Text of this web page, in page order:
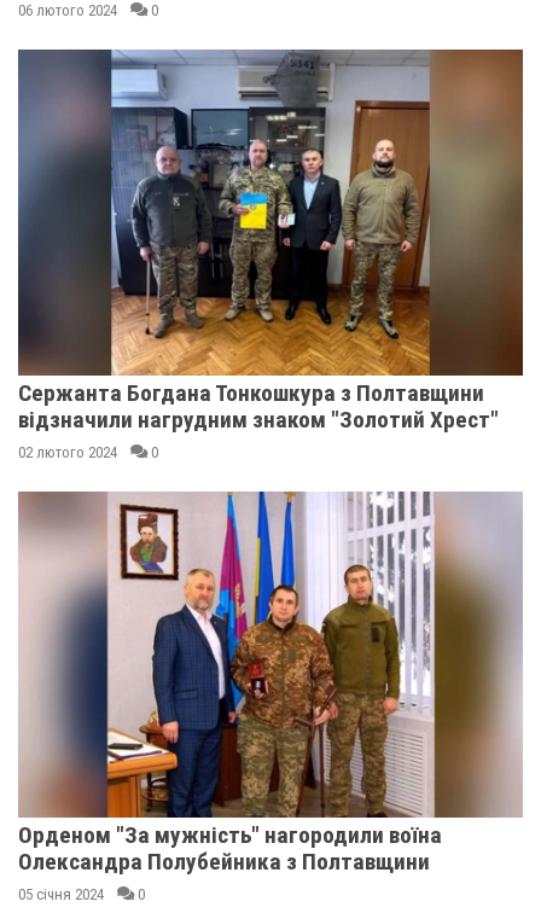
06 лютого 2024 0
Сержанта Богдана Тонкошкура з Полтавщини
відзначили нагрудним знаком "Золотий Хрест"
02 лютого 2024 0
Орденом "За мужність" нагородили воїна
Олександра Полубейника з Полтавщини
05 січня 2024 0